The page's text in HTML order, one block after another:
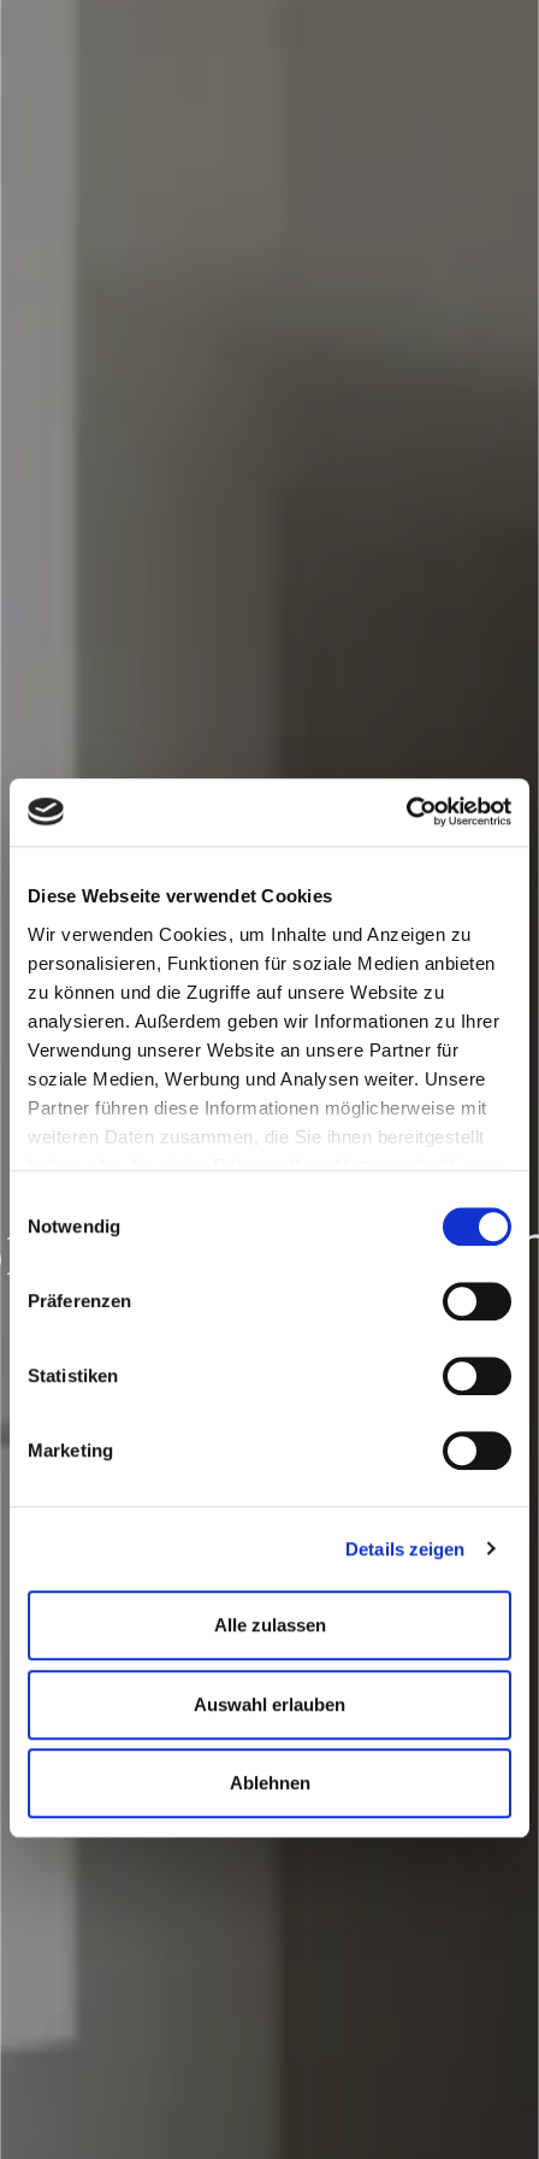
Diese Webseite verwendet Cookies
Wir verwenden Cookies, um Inhalte und Anzeigen zu
personalisieren, Funktionen für soziale Medien anbieten
zu können und die Zugriffe auf unsere Website zu
analysieren. Außerdem geben wir Informationen zu Ihrer
Verwendung unserer Website an unsere Partner für
soziale Medien, Werbung und Analysen weiter. Unsere
Partner führen diese Informationen möglicherweise mit
weiteren Daten zusammen, die Sie ihnen bereitgestellt
Notwendig
Präferenzen
Statistiken
Marketing
Details zeigen
Alle zulassen
Auswahl erlauben
Ablehnen
heizungen